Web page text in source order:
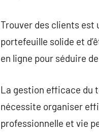
Trouver des clients est
portefeuille solide et
en ligne pour séduire
La gestion efficace du
nécessite organiser
professionnelle et vie